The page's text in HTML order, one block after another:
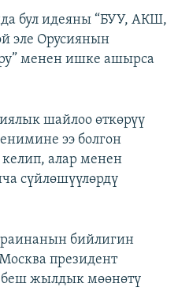
бул идеяны “БУУ, АКШ,
эле Орусиянын
менен ишке ашырса
шайлоо өткөрүү
ээ болгон
алар менен
сүйлөшүүлөрдү
бийлигин
президент
жылдык мөөнөтү